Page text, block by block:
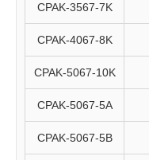
CPAK-3567-7K
CPAK-4067-8K
CPAK-5067-10K
CPAK-5067-5A
CPAK-5067-5B